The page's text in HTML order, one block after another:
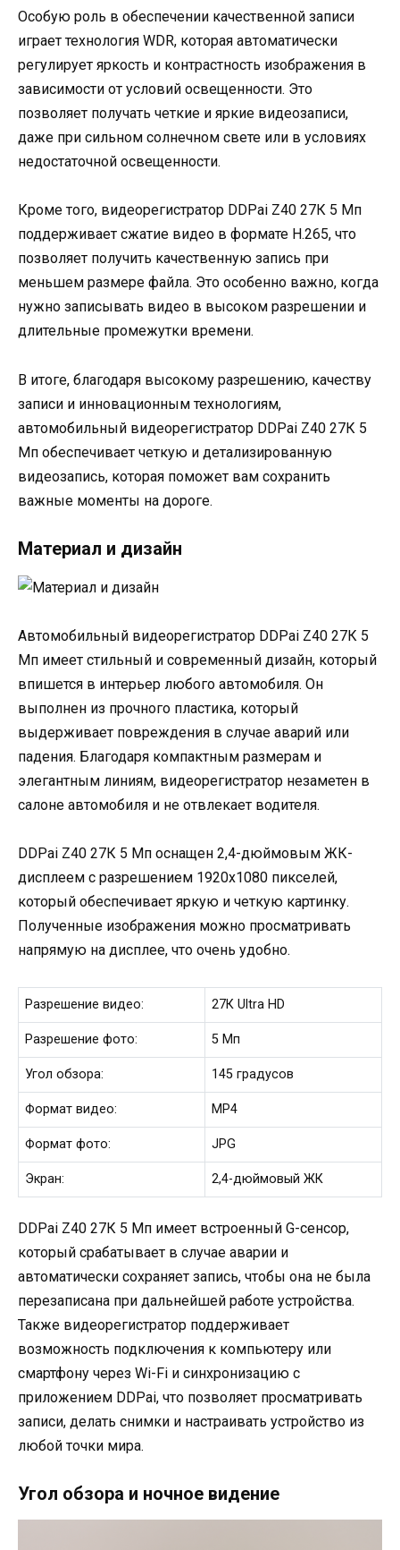
Особую роль в обеспечении качественной записи
играет технология WDR, которая автоматически
регулирует яркость и контрастность изображения в
зависимости от условий освещенности. Это
позволяет получать четкие и яркие видеозаписи,
даже при сильном солнечном свете или в условиях
недостаточной освещенности.
Кроме того, видеорегистратор DDPai Z40 27К 5 Мп
поддерживает сжатие видео в формате H.265, что
позволяет получить качественную запись при
меньшем размере файла. Это особенно важно, когда
нужно записывать видео в высоком разрешении и
длительные промежутки времени.
В итоге, благодаря высокому разрешению, качеству
записи и инновационным технологиям,
автомобильный видеорегистратор DDPai Z40 27К 5
Мп обеспечивает четкую и детализированную
видеозапись, которая поможет вам сохранить
важные моменты на дороге.
Материал и дизайн
Автомобильный видеорегистратор DDPai Z40 27К 5
Мп имеет стильный и современный дизайн, который
впишется в интерьер любого автомобиля. Он
выполнен из прочного пластика, который
выдерживает повреждения в случае аварий или
падения. Благодаря компактным размерам и
элегантным линиям, видеорегистратор незаметен в
салоне автомобиля и не отвлекает водителя.
DDPai Z40 27К 5 Мп оснащен 2,4-дюймовым ЖК-
дисплеем с разрешением 1920х1080 пикселей,
который обеспечивает яркую и четкую картинку.
Полученные изображения можно просматривать
напрямую на дисплее, что очень удобно.
Разрешение видео: 27К Ultra HD
Разрешение фото: 5 Мп
Угол обзора: 145 градусов
Формат видео: MP4
Формат фото: JPG
Экран: 2,4-дюймовый ЖК
DDPai Z40 27К 5 Мп имеет встроенный G-сенсор,
который срабатывает в случае аварии и
автоматически сохраняет запись, чтобы она не была
перезаписана при дальнейшей работе устройства.
Также видеорегистратор поддерживает
возможность подключения к компьютеру или
смартфону через Wi-Fi и синхронизацию с
приложением DDPai, что позволяет просматривать
записи, делать снимки и настраивать устройство из
любой точки мира.
Угол обзора и ночное видение